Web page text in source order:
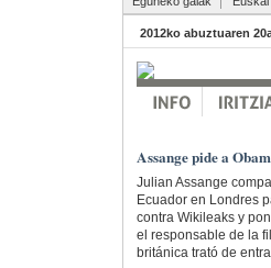
2012ko abuztuaren
Assange pide a
Julian Assange
Ecuador en Londres
contra Wikileaks y
el responsable de la
británica trató de